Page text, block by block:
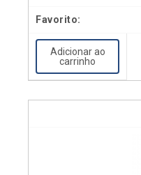
Adicionar ao
carrinho